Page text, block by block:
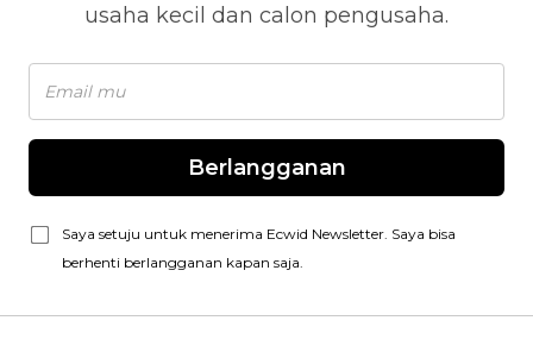
usaha kecil dan calon pengusaha.
Berlangganan
Saya setuju untuk menerima Ecwid Newsletter. Saya bisa
berhenti berlangganan kapan saja.